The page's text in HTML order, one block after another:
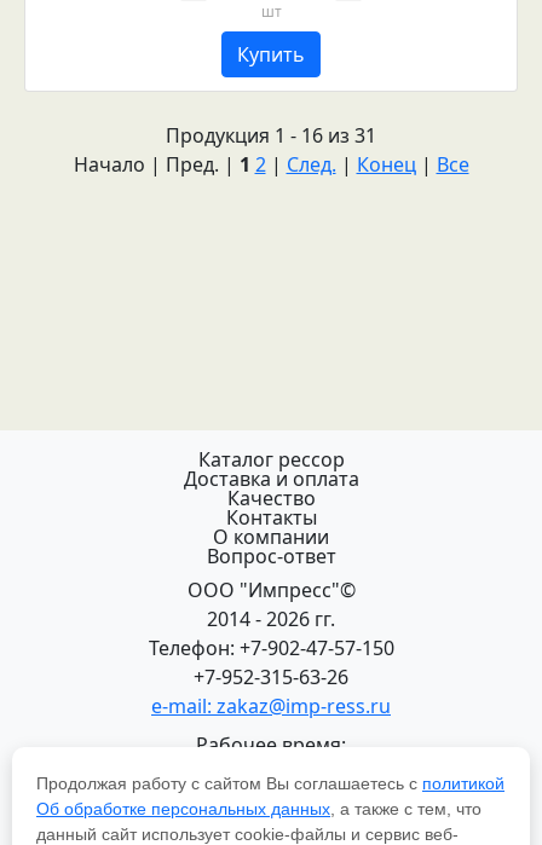
шт
Купить
Продукция 1 - 16 из 31
Начало | Пред. | 1 2| След. | Конец | Все
Каталог рессор
Доставка и оплата
Качество
Контакты
О компании
Вопрос-ответ
ООО "Импресс"©
2014 - 2026 гг.
Телефон: +7-902-47-57-150
+7-952-315-63-26
e-mail: zakaz@imp-ress.ru
Рабочее время:
пн-пт 08:00-18:00 (МСК+2)
618200, Пермский край
г.Чусовой, ул. Халтурина, 22
Продолжая работу с сайтом Вы соглашаетесь с политикой
Об обработке персональных данных , а также с тем, что
данный сайт использует cookie-файлы и сервис веб-